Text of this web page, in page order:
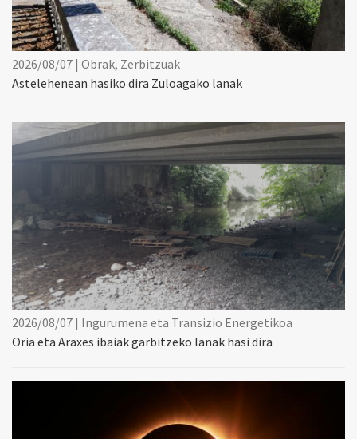
2026/08/07 | Obrak, Zerbitzuak
Astelehenean hasiko dira Zuloagako lanak
2026/08/07 | Ingurumena eta Transizio Energetikoa
Oria eta Araxes ibaiak garbitzeko lanak hasi dira